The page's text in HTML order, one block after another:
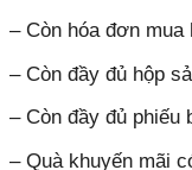
– Còn hóa đơn mua
– Còn đầy đủ hộp
– Còn đầy đủ phiếu
– Quà khuyến mãi